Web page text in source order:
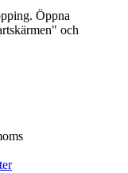
Öppna
och